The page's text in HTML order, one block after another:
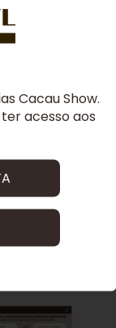
Cacau Show.
acesso aos